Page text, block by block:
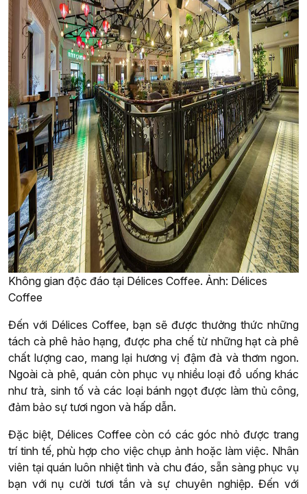
Không gian độc đáo tại Délices Coffee. Ảnh: Délices
Coffee
Đến với Délices Coffee, bạn sẽ được thưởng thức những
tách cà phê hảo hạng, được pha chế từ những hạt cà phê
chất lượng cao, mang lại hương vị đậm đà và thơm ngon.
Ngoài cà phê, quán còn phục vụ nhiều loại đồ uống khác
như trà, sinh tố và các loại bánh ngọt được làm thủ công,
đảm bảo sự tươi ngon và hấp dẫn.
Đặc biệt, Délices Coffee còn có các góc nhỏ được trang
trí tinh tế, phù hợp cho việc chụp ảnh hoặc làm việc. Nhân
viên tại quán luôn nhiệt tình và chu đáo, sẵn sàng phục vụ
bạn với nụ cười tươi tắn và sự chuyên nghiệp. Đến với